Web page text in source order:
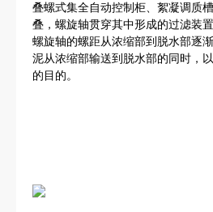
叠螺式集全自动控制柜、絮凝调质
叠，螺旋轴贯穿其中形成的过滤装
螺旋轴的螺距从浓缩部到脱水部逐
泥从浓缩部输送到脱水部的同时，
的目的。